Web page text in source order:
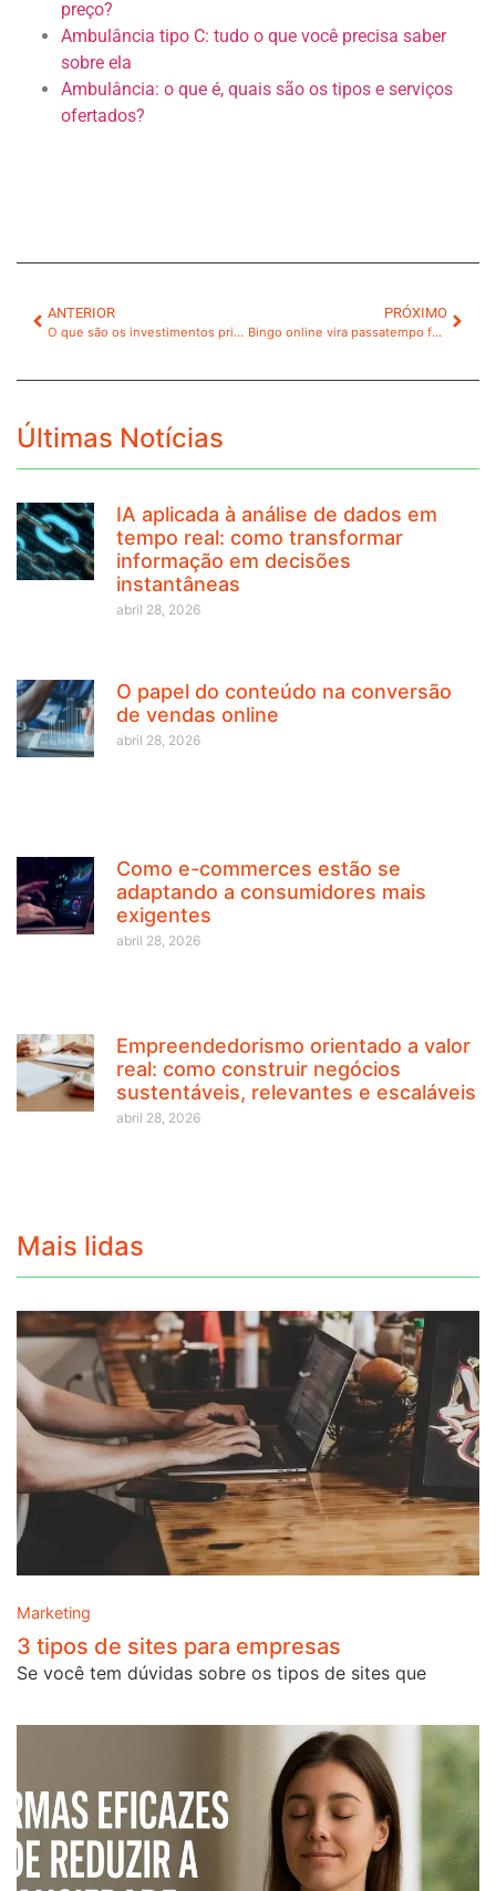
preço?
Ambulância tipo C: tudo o que você precisa saber
sobre ela
Ambulância: o que é, quais são os tipos e serviços
ofertados?
ANTERIOR
O que são os investimentos privados e qual sua importância?
PRÓXIMO
Bingo online vira passatempo favorito de quem busca lazer simples e divertido
Últimas Notícias
IA aplicada à análise de dados em
tempo real: como transformar
informação em decisões
instantâneas
abril 28, 2026
O papel do conteúdo na conversão
de vendas online
abril 28, 2026
Como e-commerces estão se
adaptando a consumidores mais
exigentes
abril 28, 2026
Empreendedorismo orientado a valor
real: como construir negócios
sustentáveis, relevantes e escaláveis
abril 28, 2026
Mais lidas
Marketing
3 tipos de sites para empresas
Se você tem dúvidas sobre os tipos de sites que